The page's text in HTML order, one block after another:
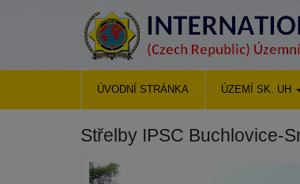
ÚVODNÍ STRÁNKA ÚZEMÍ SK. UH
Střelby IPSC Buchlovice-